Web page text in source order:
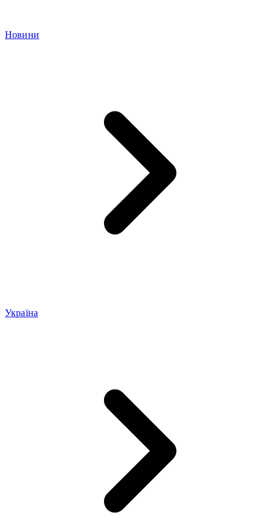
Новини
Україна